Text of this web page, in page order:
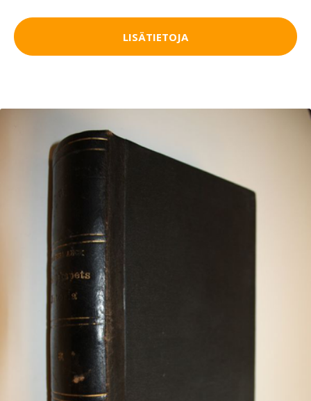
LISÄTIETOJA